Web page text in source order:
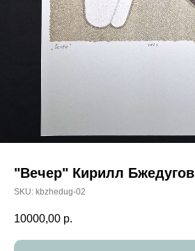
"Вечер" Кирилл Бжедугов
SKU: kbzhedug-02
10000,00 р.